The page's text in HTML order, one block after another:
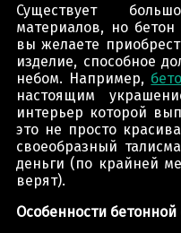
Существует
материалов, но
вы желаете
изделие, способное
небом. Например,
настоящим
интерьер которой
это не просто
своеобразный
деньги (по крайней
верят).
Особенности бетонной